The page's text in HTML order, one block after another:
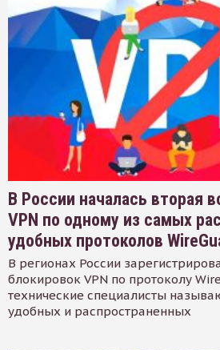
В России началась вторая
VPN по одному из самых
удобных протоколов
В регионах России
блокировок VPN по протоколу
технические специалисты
удобных и распространенных